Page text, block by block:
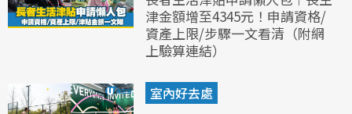
津金額增至4345元！申請資格/
資產上限/步驟一文看清（附網
上驗算連結）
室內好去處